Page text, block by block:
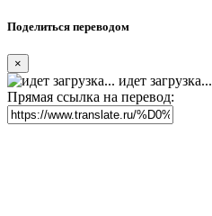
Поделиться переводом
×
идет загрузка...
Прямая ссылка на перевод: